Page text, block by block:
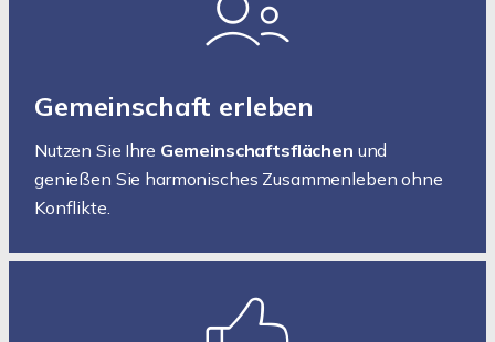
Gemeinschaft erleben
Nutzen Sie Ihre Gemeinschaftsflächen und
genießen Sie harmonisches Zusammenleben ohne
Konflikte.